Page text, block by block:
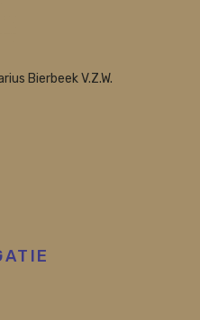
Bierbeek V.Z.W.